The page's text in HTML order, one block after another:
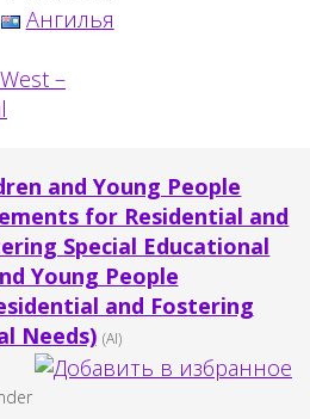
Ангилья
–
and Young People
for Residential and
Special Educational
Young People
and Fostering
Needs) (AI)